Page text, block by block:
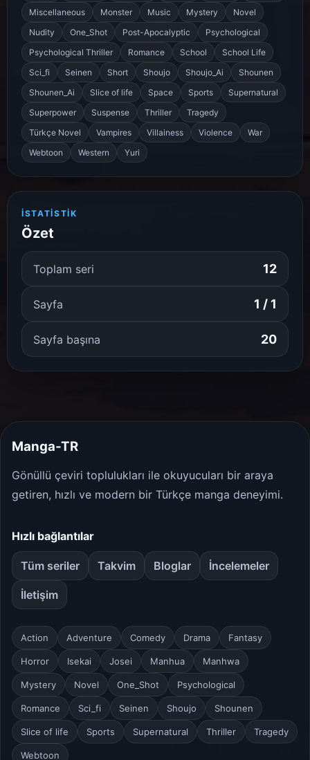
Miscellaneous
Monster Music Mystery
Novel
Nudity
One_Shot Post-Apocalyptic
Psychological
Psychological Thriller
Romance School
School Life
Sci_fi
Seinen Short Shoujo Shoujo_Ai
Shounen
Shounen_Ai
Slice of life Space Sports
Supernatural
Superpower
Suspense Thriller
Tragedy
Türkçe Novel
Vampires Villainess Violence
War
Webtoon
Western Yuri
İSTATISTIK
Özet
Toplam seri 12
Sayfa 1 / 1
Sayfa başına 20
Manga-TR
Gönüllü çeviri toplulukları ile okuyucuları bir araya
getiren, hızlı ve modern bir Türkçe manga deneyimi.
Hızlı bağlantılar
Tüm seriler Takvim Bloglar İncelemeler
İletişim
Action Adventure Comedy Drama Fantasy
Horror Isekai Josei Manhua Manhwa
Mystery Novel One_Shot Psychological
Romance Sci_fi Seinen Shoujo Shounen
Slice of life Sports Supernatural Thriller Tragedy
Webtoon